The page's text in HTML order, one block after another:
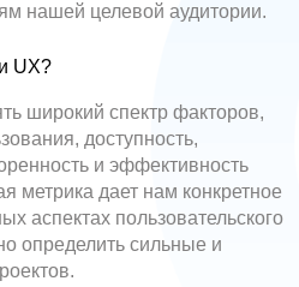
нашей целевой аудитории.
UX?
широкий спектр факторов,
доступность,
и эффективность
метрика дает нам конкретное
аспектах пользовательского
определить сильные и